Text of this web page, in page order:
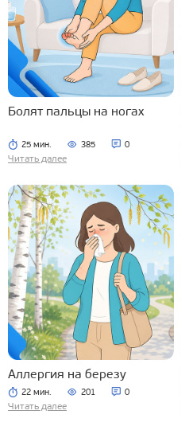
Болят пальцы на ногах
25 мин. 385 0
Читать далее
Аллергия на березу
22 мин. 201 0
Читать далее